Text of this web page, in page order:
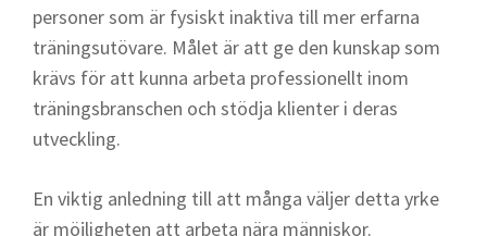
personer som är fysiskt inaktiva till mer erfarna
träningsutövare. Målet är att ge den kunskap som
krävs för att kunna arbeta professionellt inom
träningsbranschen och stödja klienter i deras
utveckling.
En viktig anledning till att många väljer detta yrke
är möjligheten att arbeta nära människor.